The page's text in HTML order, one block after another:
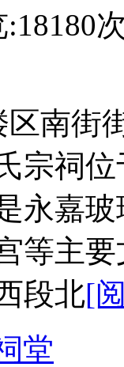
南街
宗祠
永嘉
等主
段北[
堂